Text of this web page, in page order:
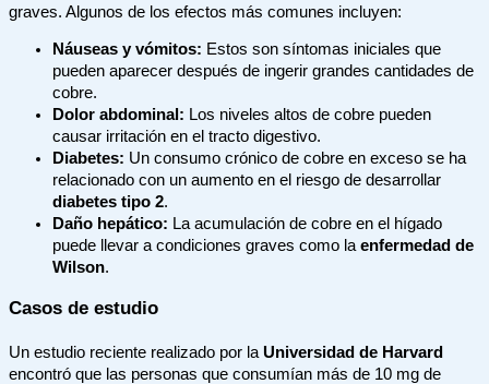
graves. Algunos de los efectos más comunes incluyen:
Náuseas y vómitos: Estos son síntomas iniciales que
pueden aparecer después de ingerir grandes cantidades de
cobre.
Dolor abdominal: Los niveles altos de cobre pueden
causar irritación en el tracto digestivo.
Diabetes: Un consumo crónico de cobre en exceso se ha
relacionado con un aumento en el riesgo de desarrollar
diabetes tipo 2.
Daño hepático: La acumulación de cobre en el hígado
puede llevar a condiciones graves como laenfermedad de
Wilson.
Casos de estudio
Un estudio reciente realizado por la Universidad de Harvard
encontró que las personas que consumían más de 10 mg de